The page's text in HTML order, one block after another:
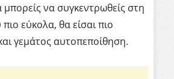
να συγκεντρωθείς στη
εύκολα, θα είσαι πιο
γεμάτος αυτοπεποίθηση.